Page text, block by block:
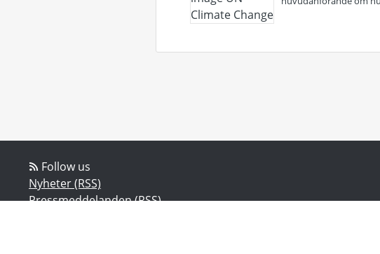
Follow us
Nyheter (RSS)
Pressmeddelanden (RSS)